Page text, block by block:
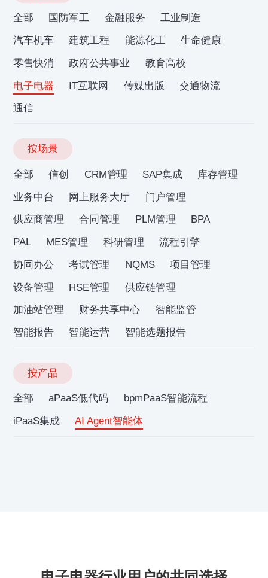
全部 国防军工 金融服务
工业制造
汽车机车
建筑工程 能源化工
生命健康
零售快消
政府公共事业
教育高校
电子电器
IT互联网 传媒出版
交通物流
通信
按场景
全部 信创 CRM管理 SAP集成
库存管理
业务中台
网上服务大厅
门户管理
供应商管理
合同管理 PLM管理
BPA
PAL
MES管理 科研管理
流程引擎
协同办公
考试管理 NQMS
项目管理
设备管理
HSE管理
供应链管理
加油站管理
财务共享中心
智能监管
智能报告
智能运营 智能选题报告
按产品
全部 aPaaS低代码
bpmPaaS智能流程
iPaaS集成
AI Agent智能体